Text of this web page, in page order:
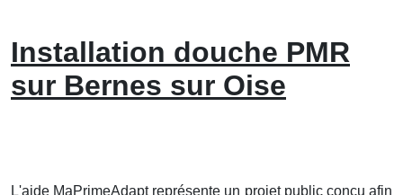
Installation douche PMR
sur Bernes sur Oise
L'aide MaPrimeAdapt représente un projet public conçu afin